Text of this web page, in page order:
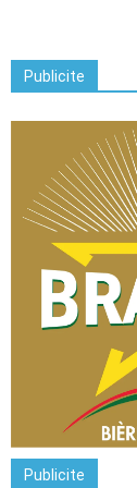
Publicite
Publicite